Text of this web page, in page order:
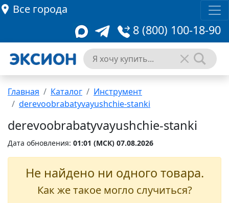
Все города
8 (800) 100-18-90
Главная Каталог
Инструмент
derevoobrabatyvayushchie-stanki
derevoobrabatyvayushchie-stanki
Дата обновления: 01:01 (MCК) 07.08.2026
Не найдено ни одного товара.
Как же такое могло случиться?